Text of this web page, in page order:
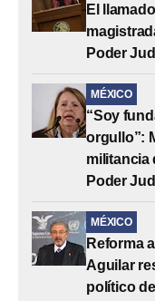
El
Poder
MÉXICO
“Soy
orgullo”:
militancia
Poder
MÉXICO
Reforma
Aguilar
político